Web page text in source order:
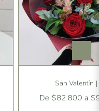
San Valentín |
De $82.800 a